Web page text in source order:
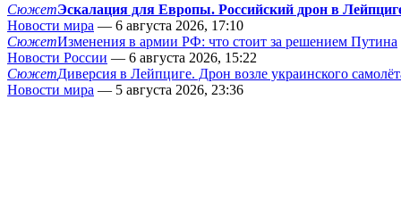
СюжетЭскалация для Европы. Российский дрон в
Новости мира — 6 августа 2026, 17:10
СюжетИзменения в армии РФ: что стоит за решением Путина
Новости России — 6 августа 2026, 15:22
СюжетДиверсия в Лейпциге. Дрон возле украинского
Новости мира — 5 августа 2026, 23:36